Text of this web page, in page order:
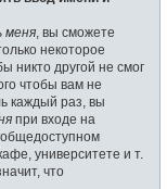
меня , вы сможете
некоторое
никто другой не смог
чтобы вам не
каждый раз, вы
при входе на
университете и т.
что